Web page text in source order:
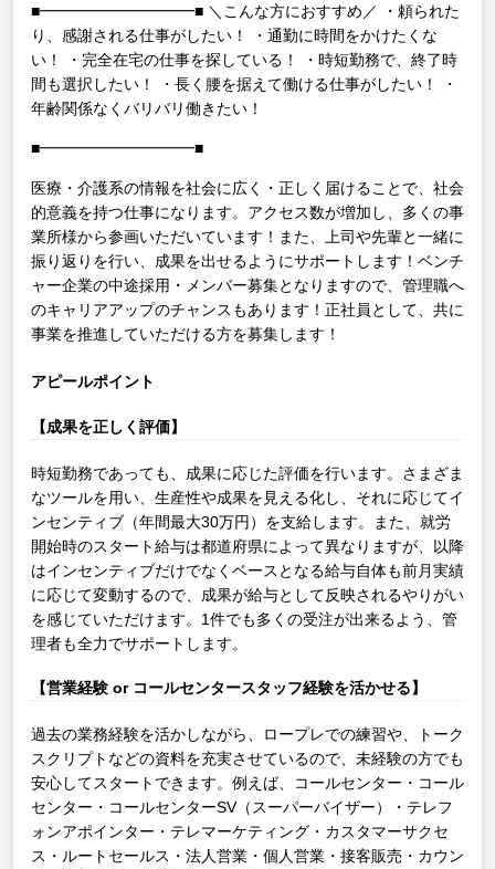
■━━━━━━━━━━■ ＼こんな方におすすめ／
・頼られた
り、感謝される仕事がしたい！
・通勤に時間をかけたくな
い！
・完全在宅の仕事を探している！
・時短勤務で、終了時
間も選択したい！
・長く腰を据えて働ける仕事がしたい！
・
年齢関係なくバリバリ働きたい！
■━━━━━━━━━━■
医療・介護系の情報を社会に広く・正しく届けることで、社会
的意義を持つ仕事になります。アクセス数が増加し、多くの事
業所様から参画いただいています！また、上司や先輩と一緒に
振り返りを行い、成果を出せるようにサポートします！ベンチ
ャー企業の中途採用・メンバー募集となりますので、管理職へ
のキャリアアップのチャンスもあります！正社員として、共に
事業を推進していただける方を募集します！
アピールポイント
【成果を正しく評価】
時短勤務であっても、成果に応じた評価を行います。さまざま
なツールを用い、生産性や成果を見える化し、それに応じてイ
ンセンティブ（年間最大30万円）を支給します。また、就労
開始時のスタート給与は都道府県によって異なりますが、以降
はインセンティブだけでなくベースとなる給与自体も前月実績
に応じて変動するので、成果が給与として反映されるやりがい
を感じていただけます。1件でも多くの受注が出来るよう、管
理者も全力でサポートします。
【営業経験 or コールセンタースタッフ経験を活かせる】
過去の業務経験を活かしながら、ロープレでの練習や、トーク
スクリプトなどの資料を充実させているので、未経験の方でも
安心してスタートできます。例えば、コールセンター・コール
センター・コールセンターSV（スーパーバイザー）・テレフ
ォンアポインター・テレマーケティング・カスタマーサクセ
ス・ルートセールス・法人営業・個人営業・接客販売・カウン